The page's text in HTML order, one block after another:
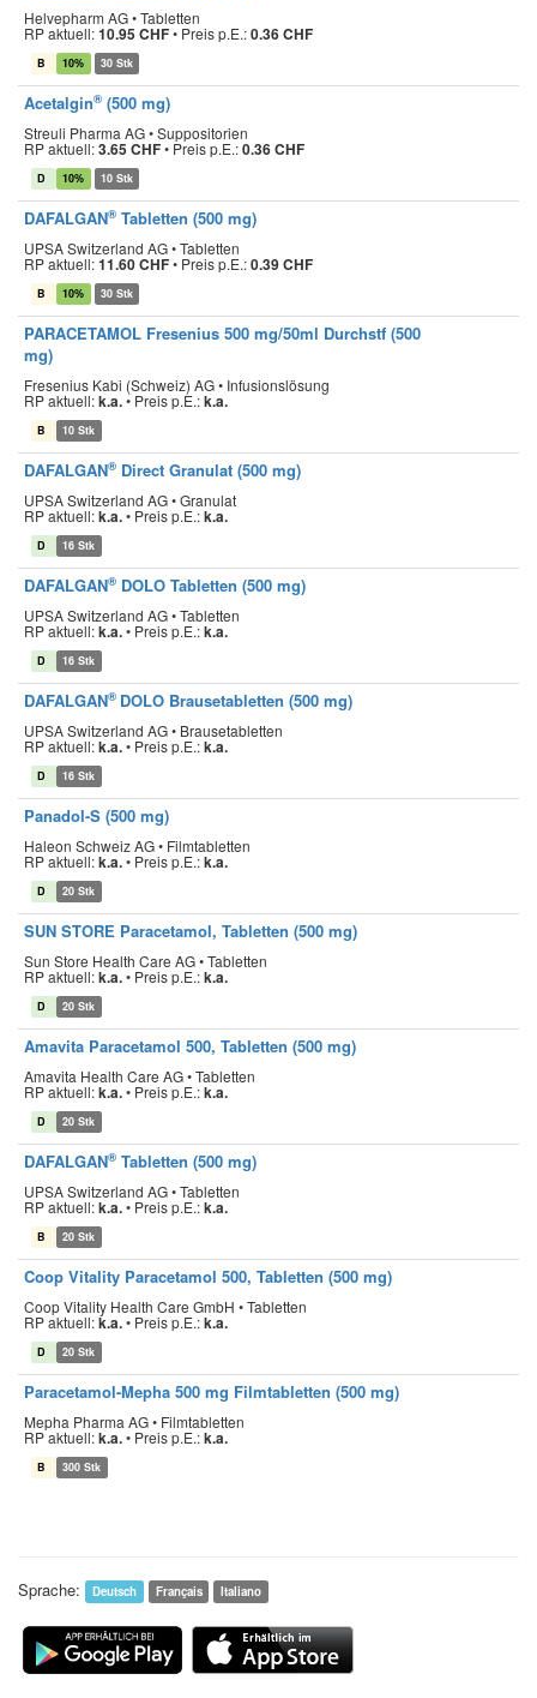
Helvepharm AG • Tabletten
RP aktuell:10.95 CHF• Preis p.E.:0.36 CHF
B 10% 30 Stk
Acetalgin® (500 mg)
Streuli Pharma AG • Suppositorien
RP aktuell:3.65 CHF• Preis p.E.:0.36 CHF
D 10% 10 Stk
DAFALGAN® Tabletten (500 mg)
UPSA Switzerland AG • Tabletten
RP aktuell:11.60 CHF• Preis p.E.:0.39 CHF
B 10% 30 Stk
PARACETAMOL Fresenius 500 mg/50ml Durchstf (500
mg)
Fresenius Kabi (Schweiz) AG • Infusionslösung
RP aktuell:k.a.• Preis p.E.:k.a.
B 10 Stk
DAFALGAN® Direct Granulat (500 mg)
UPSA Switzerland AG • Granulat
RP aktuell:k.a.• Preis p.E.:k.a.
D 16 Stk
DAFALGAN® DOLO Tabletten (500 mg)
UPSA Switzerland AG • Tabletten
RP aktuell:k.a.• Preis p.E.:k.a.
D 16 Stk
DAFALGAN® DOLO Brausetabletten (500 mg)
UPSA Switzerland AG • Brausetabletten
RP aktuell:k.a.• Preis p.E.:k.a.
D 16 Stk
Panadol-S (500 mg)
Haleon Schweiz AG • Filmtabletten
RP aktuell:k.a.• Preis p.E.:k.a.
D 20 Stk
SUN STORE Paracetamol, Tabletten (500 mg)
Sun Store Health Care AG • Tabletten
RP aktuell:k.a.• Preis p.E.:k.a.
D 20 Stk
Amavita Paracetamol 500, Tabletten (500 mg)
Amavita Health Care AG • Tabletten
RP aktuell:k.a.• Preis p.E.:k.a.
D 20 Stk
DAFALGAN® Tabletten (500 mg)
UPSA Switzerland AG • Tabletten
RP aktuell:k.a.• Preis p.E.:k.a.
B 20 Stk
Coop Vitality Paracetamol 500, Tabletten (500 mg)
Coop Vitality Health Care GmbH • Tabletten
RP aktuell:k.a.• Preis p.E.:k.a.
D 20 Stk
Paracetamol-Mepha 500 mg Filmtabletten (500 mg)
Mepha Pharma AG • Filmtabletten
RP aktuell:k.a.• Preis p.E.:k.a.
B 300 Stk
Sprache: Deutsch Français Italiano